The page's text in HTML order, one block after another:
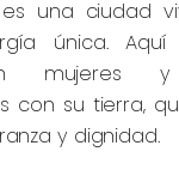
es una ciudad
única.
mujeres y
con su tierra,
y dignidad.